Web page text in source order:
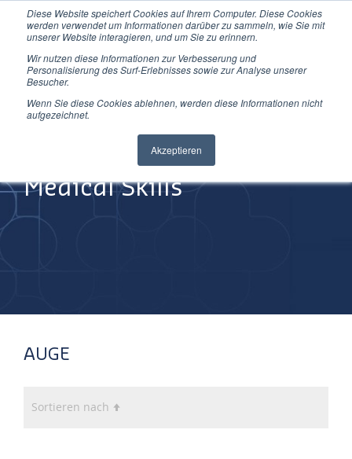
Diese Website speichert Cookies auf Ihrem Computer. Diese Cookies
werden verwendet um Informationen darüber zu sammeln, wie Sie mit
unserer Website interagieren, und um Sie zu erinnern.
Wir nutzen diese Informationen zur Verbesserung und
Personalisierung des Surf-Erlebnisses sowie zur Analyse unserer
Besucher.
Wenn Sie diese Cookies ablehnen, werden diese Informationen nicht
aufgezeichnet.
Akzeptieren
Direkt
zum
Medical Skills
AUGE
Sortieren nach